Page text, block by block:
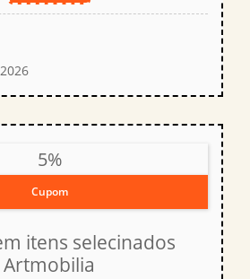
5%
Cupom
itens selecinados
Artmobilia